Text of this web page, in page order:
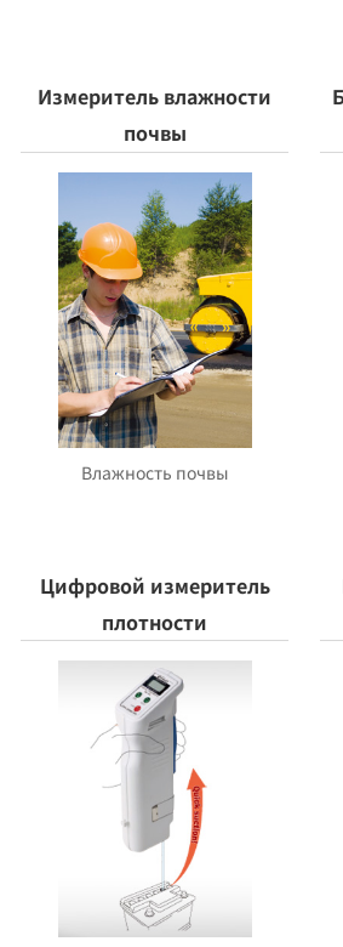
Измеритель влажности
почвы
Влажность почвы
Цифровой измеритель
плотности